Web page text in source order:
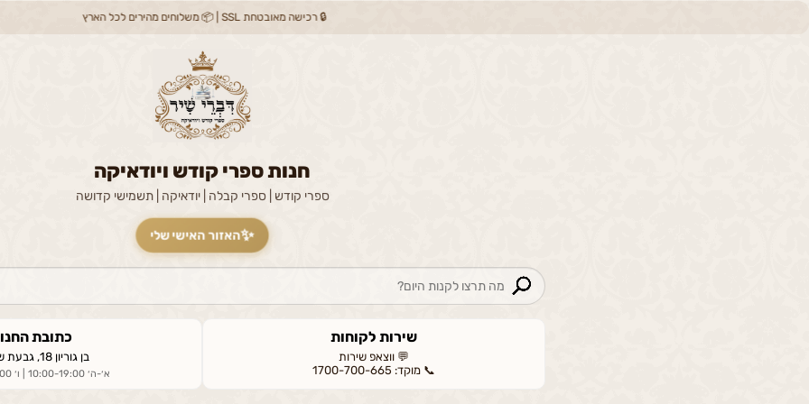
🔒 רכישה מאובטחת SSL | 📦 משלוחים מהירים לכל הארץ
חנות ספרי קודש ויודאיקה
ספרי קודש | ספרי קבלה | יודאיקה | תשמישי קדושה
✨האזור האישי שלי
שירות לקוחות
💬 ווצאפ שירות
📞 מוקד: 1700-700-665
כתובת
בן גוריון 18, גבעת שמואל
א׳-ה׳ 10:00-19:00 | ו׳ 09:00-14:00